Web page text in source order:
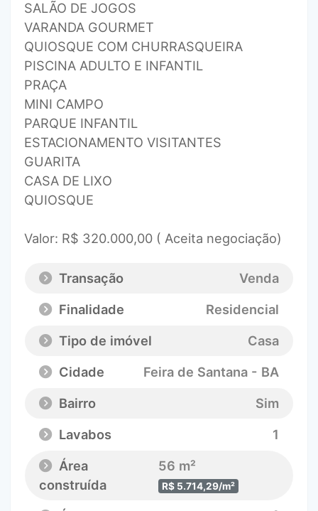
SALÃO DE JOGOS
VARANDA GOURMET
QUIOSQUE COM CHURRASQUEIRA
PISCINA ADULTO E INFANTIL
PRAÇA
MINI CAMPO
PARQUE INFANTIL
ESTACIONAMENTO VISITANTES
GUARITA
CASA DE LIXO
QUIOSQUE
Valor: R$ 320.000,00 ( Aceita negociação)
Transação
Venda
Finalidade
Residencial
Tipo de imóvel
Casa
Cidade
Feira de Santana - BA
Bairro
Sim
Lavabos
1
Área
construída
56 m²
R$ 5.714,29/m²